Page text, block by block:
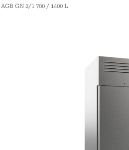
AGB GN 2/1 700 / 1400 L